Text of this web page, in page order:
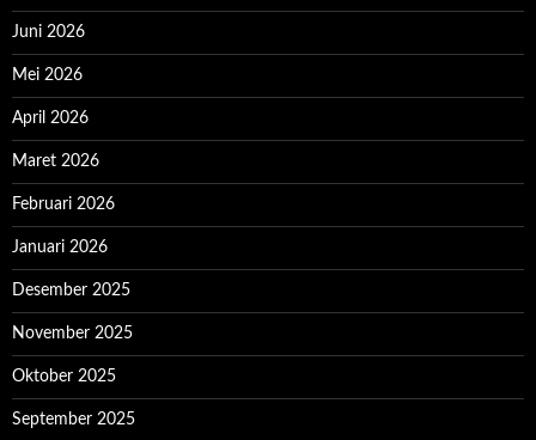
Juni 2026
Mei 2026
April 2026
Maret 2026
Februari 2026
Januari 2026
Desember 2025
November 2025
Oktober 2025
September 2025